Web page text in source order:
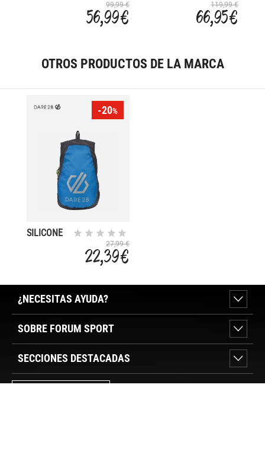
99,99 €
56,99 €
119,99 €
66,95 €
OTROS PRODUCTOS DE LA MARCA
-20%
SILICONE
27,99 €
22,39 €
¿NECESITAS AYUDA?
SOBRE FORUM SPORT
SECCIONES DESTACADAS